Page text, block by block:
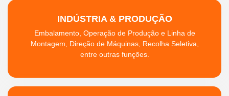
INDÚSTRIA & PRODUÇÃO
Embalamento, Operação de Produção e Linha de
Montagem, Direção de Máquinas, Recolha Seletiva,
entre outras funções.